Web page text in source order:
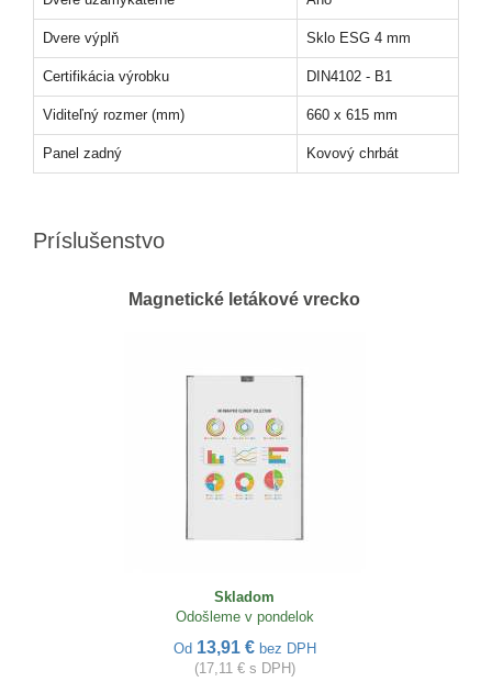
Dvere výplň Sklo ESG 4 mm
Certifikácia výrobku DIN4102 - B1
Viditeľný rozmer (mm) 660 x 615 mm
Panel zadný Kovový chrbát
Príslušenstvo
Magnetické letákové vrecko
Skladom
Odošleme v pondelok
Od 13,91 € bez DPH
(17,11 € s DPH)